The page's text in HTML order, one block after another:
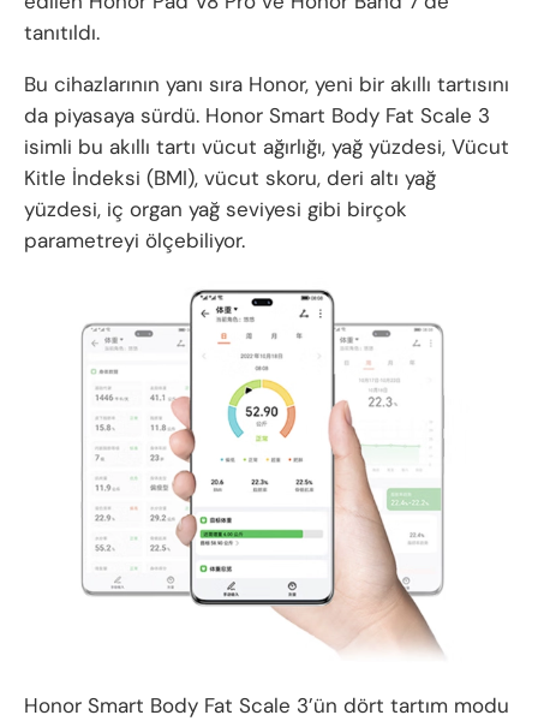
tanıtıldı.
Bu cihazlarının yanı sıra Honor, yeni bir akıllı tartısını
da piyasaya sürdü. Honor Smart Body Fat Scale 3
isimli bu akıllı tartı vücut ağırlığı, yağ yüzdesi, Vücut
Kitle İndeksi (BMI), vücut skoru, deri altı yağ
yüzdesi, iç organ yağ seviyesi gibi birçok
parametreyi ölçebiliyor.
Honor Smart Body Fat Scale 3’ün dört tartım modu